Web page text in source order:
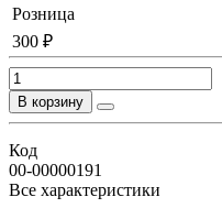
Розница
300 ₽
В корзину
Код
00-00000191
Все характеристики